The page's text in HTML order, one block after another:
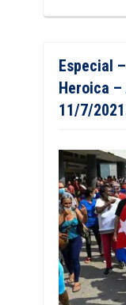
Especial
Heroica
11/7/